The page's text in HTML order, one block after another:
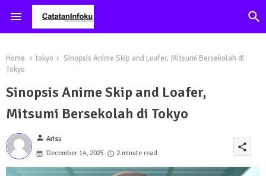
Home tokyo
Sinopsis Anime Skip and Loafer, Mitsumi Bersekolah di
Tokyo
Sinopsis Anime Skip and Loafer,
Mitsumi Bersekolah di Tokyo
person Arisu
December 14, 2025
2 minute read
share